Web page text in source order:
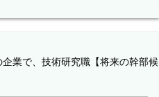
業で、技術研究職【将来の幹部候